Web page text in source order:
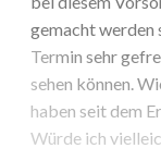
gemacht werden
Termin sehr
sehen können.
haben seit dem
Würde ich